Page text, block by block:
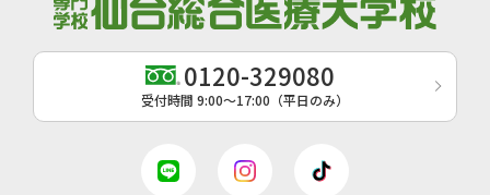
0120-329080
受付時間 9:00〜17:00（平日のみ）